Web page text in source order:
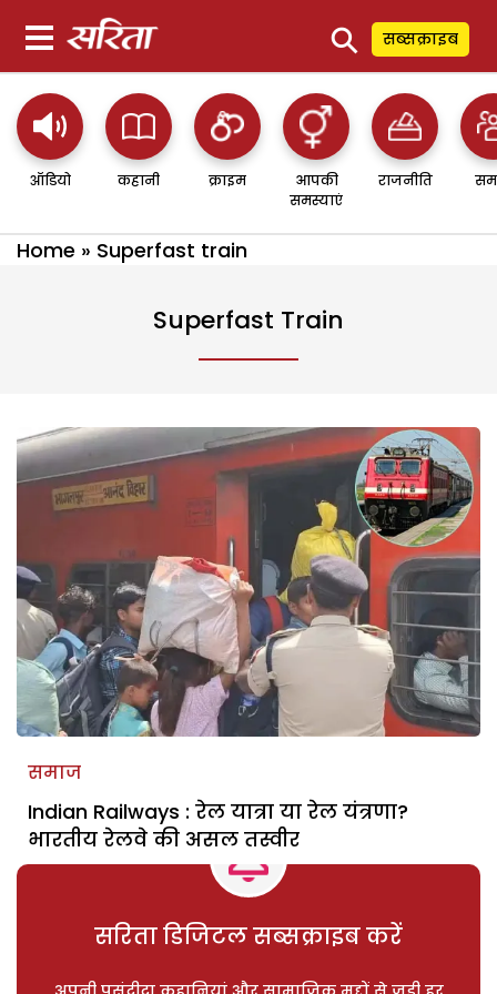
⚲ सब्सक्राइब
ऑडियो कहानी क्राइम
आपकी
समस्याएं
राजनीति
Home » Superfast train
Superfast Train
समाज
Indian Railways : रेल यात्रा या रेल यंत्रणा?
भारतीय रेलवे की असल तस्वीर
सरिता डिजिटल सब्सक्राइब करें